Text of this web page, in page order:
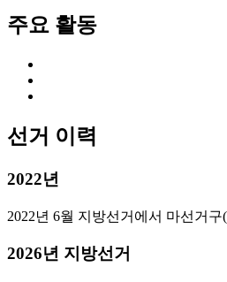
주요 활동
선거 이력
2022년
2022년 6월 지방선거에서 마선거
2026년 지방선거